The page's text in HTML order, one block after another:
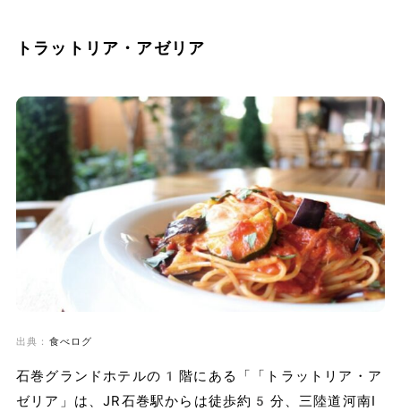
トラットリア・アゼリア
出典： 食べログ
石巻グランドホテルの1階にある「「トラットリア・ア
ゼリア」は、JR石巻駅からは徒歩約5分、三陸道河南I